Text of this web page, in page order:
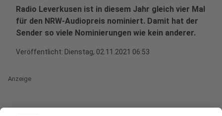
Radio Leverkusen ist in diesem Jahr gleich vier Mal
für den NRW-Audiopreis nominiert. Damit hat der
Sender so viele Nominierungen wie kein anderer.
Veröffentlicht: Dienstag, 02.11.2021 06:53
Anzeige